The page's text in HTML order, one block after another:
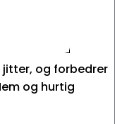
jitter, og forbedrer
og hurtig